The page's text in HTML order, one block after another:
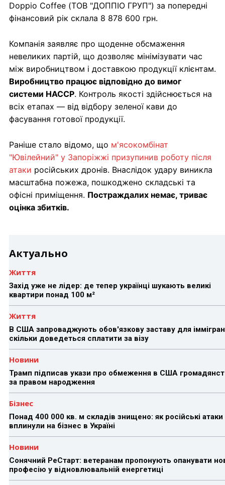
Doppio Coffee (ТОВ "ДОППІО ГРУП") за попередні
фінансовий рік склала 8 878 600 грн.
Компанія заявляє про щоденне обсмаження
невеликих партій, що дозволяє мінімізувати час
між виробництвом і доставкою продукції клієнтам.
Виробництво працює відповідно до вимог
системи HACCP. Контроль якості здійснюється на
всіх етапах — від відбору зеленої кави до
фасування готової продукції.
Раніше стало відомо, що м'ясокомбінат
"Ювілейний" у Запоріжжі призупинив роботу після
атаки російських дронів. Внаслідок удару виникла
масштабна пожежа, пошкоджено складські та
офісні приміщення. Постраждалих немає, триває
оцінка збитків.
Актуально
Життя
Захід уже не лідер: де тепер українці шукають великі
квартири понад 100 м²
Життя
В США запроваджують обов'язкову заставу для
скільки доведеться сплатити за візу
Новини
Трамп підписав укази про обмеження в США
за правом народження
Бізнес
Понад 400 000 кв. м складів знищено: як російські атаки
вплинули на бізнес в Україні
Новини
Сонячний РеСтарт: ветеранам пропонують опанувати
професію у відновлювальній енергетиці